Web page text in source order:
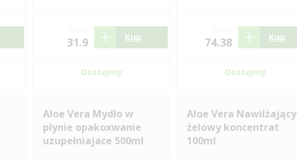
31.9 Kup
Dostępny
74.38 Kup
Dostępny
Aloe Vera Mydło w
płynie opakoxwanie
uzupełniajace 500ml
Aloe Vera Nawilżający
żelowy koncentrat
100ml